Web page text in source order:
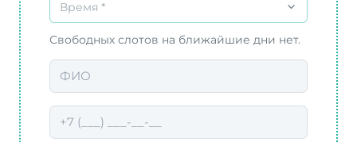
Время *
Свободных слотов на ближайшие дни нет.